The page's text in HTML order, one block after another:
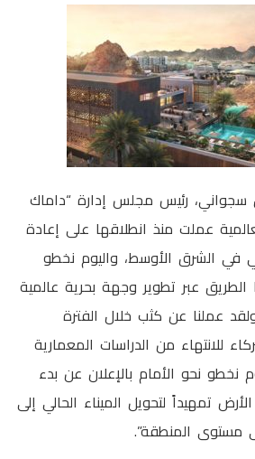
رئيس مجلس إدارة “داماك
عملت منذ انطلاقها على إعادة
في الشرق الأوسط، واليوم نخطو
عبر تطوير وجهة بحرية عالمية
عملنا عن كثب خلال الفترة
للانتهاء من الدراسات المعمارية
نخطو نحو الأمام بالإعلان عن بدء
تمهيداً لتحويل الميناء الحالي إلى
مستوى المنطقة”.